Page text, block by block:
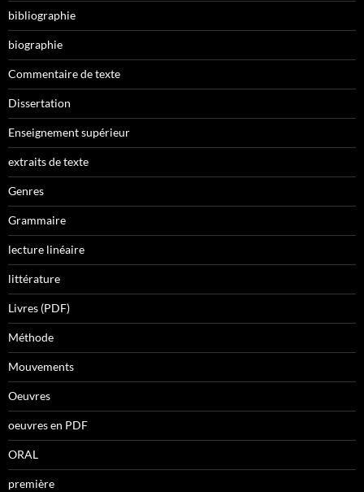
bibliographie
biographie
Commentaire de texte
Dissertation
Enseignement supérieur
extraits de texte
Genres
Grammaire
lecture linéaire
littérature
Livres (PDF)
Méthode
Mouvements
Oeuvres
oeuvres en PDF
ORAL
première